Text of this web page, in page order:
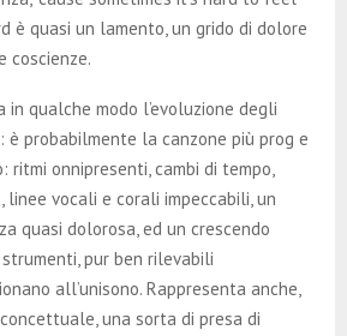
è quasi un lamento, un grido di dolore
coscienze.
qualche modo l’evoluzione degli
è probabilmente la canzone più prog e
onnipresenti, cambi di tempo,
linee vocali e corali impeccabili, un
quasi dolorosa, ed un crescendo
pur ben rilevabili
all’unisono. Rappresenta anche,
una sorta di presa di